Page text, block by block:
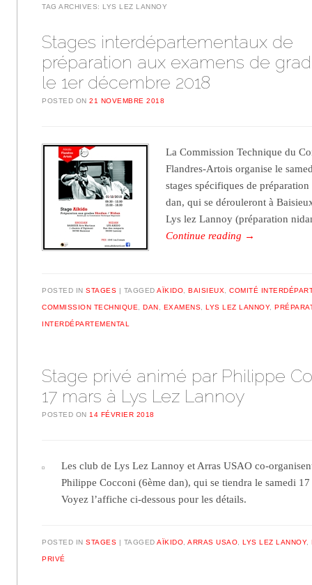
TAG ARCHIVES: LYS LEZ LANNOY
Stages interdépartementaux de
préparation aux examens de
le 1er décembre 2018
POSTED ON21 NOVEMBRE 2018
La Commission Technique du
Flandres-Artois organise le
stages spécifiques de
dan, qui se dérouleront à
Lys lez Lannoy (préparation
Continue reading →
POSTED INSTAGES TAGGEDAÏKIDO ,BAISIEUX ,COMITÉ
COMMISSION TECHNIQUE ,DAN EXAMENS ,LYS LEZ LANNOY,
INTERDÉPARTEMENTAL
Stage privé animé par Philippe
17 mars à Lys Lez Lannoy
POSTED ON 14 FÉVRIER 2018
Les club de Lys Lez Lannoy et Arras USAO co-
Philippe Cocconi (6ème dan), qui se tiendra le samedi
Voyez l’affiche ci-dessous pour les détails.
POSTED INSTAGES TAGGEDAÏKIDO ,ARRAS USAO ,LYS LEZ LANNOY,
PRIVÉ